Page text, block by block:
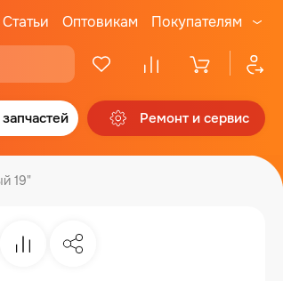
Статьи Оптовикам Покупателям
Ремонт и сервис
19"
СравнениеПоделиться